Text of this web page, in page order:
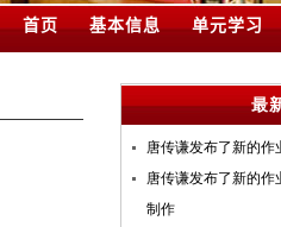
首页 基本信息 单元学习